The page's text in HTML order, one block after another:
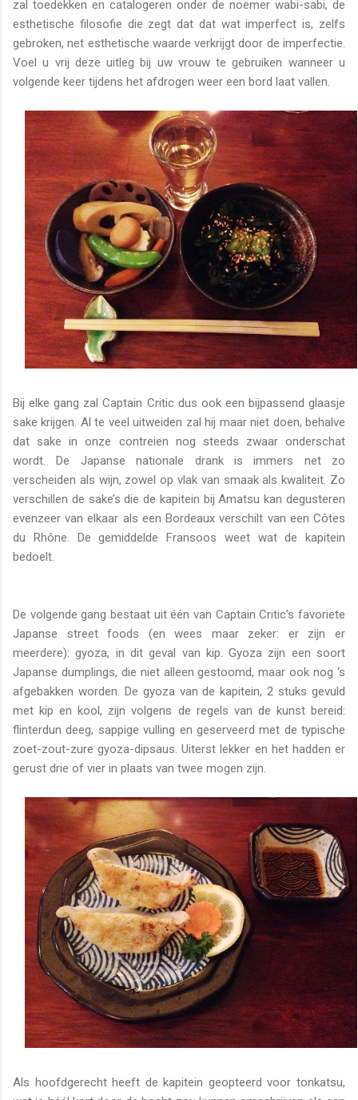
zal toedekken en catalogeren onder de noemer wabi-sabi, de
esthetische filosofie die zegt dat dat wat imperfect is, zelfs
gebroken, net esthetische waarde verkrijgt door de imperfectie.
Voel u vrij deze uitleg bij uw vrouw te gebruiken wanneer u
volgende keer tijdens het afdrogen weer een bord laat vallen.
Bij elke gang zal Captain Critic dus ook een bijpassend glaasje
sake krijgen. Al te veel uitweiden zal hij maar niet doen, behalve
dat sake in onze contreien nog steeds zwaar onderschat
wordt. De Japanse nationale drank is immers net zo
verscheiden als wijn, zowel op vlak van smaak als kwaliteit. Zo
verschillen de sake’s die de kapitein bij Amatsu kan degusteren
evenzeer van elkaar als een Bordeaux verschilt van een Côtes
du Rhône. De gemiddelde Fransoos weet wat de kapitein
bedoelt.
De volgende gang bestaat uit één van Captain Critic’s favoriete
Japanse street foods (en wees maar zeker: er zijn er
meerdere): gyoza, in dit geval van kip. Gyoza zijn een soort
Japanse dumplings, die niet alleen gestoomd, maar ook nog ‘s
afgebakken worden. De gyoza van de kapitein, 2 stuks gevuld
met kip en kool, zijn volgens de regels van de kunst bereid:
flinterdun deeg, sappige vulling en geserveerd met de typische
zoet-zout-zure gyoza-dipsaus. Uiterst lekker en het hadden er
gerust drie of vier in plaats van twee mogen zijn.
Als hoofdgerecht heeft de kapitein geopteerd voor tonkatsu,